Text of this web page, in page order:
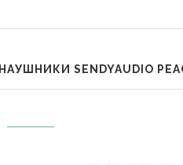
НАУШНИКИ SENDYAUDIO